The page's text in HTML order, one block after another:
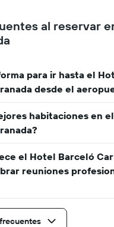
al reservar
para ir hasta el
desde el
habitaciones en
el Hotel Barceló
reuniones